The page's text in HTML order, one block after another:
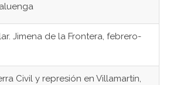
Jimena de la Frontera, febrero-
Civil y represión en Villamartín,